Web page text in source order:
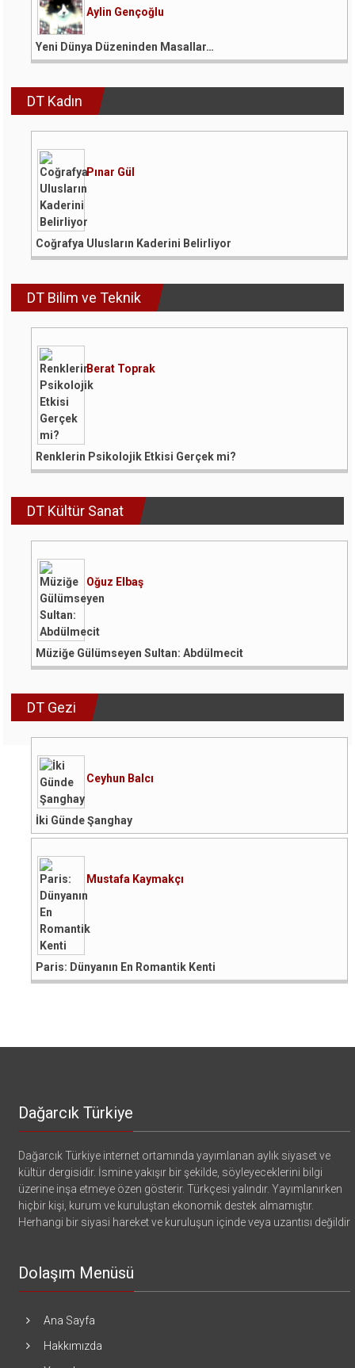
Aylin Gençoğlu
Yeni Dünya Düzeninden Masallar…
DT Kadın
Pınar Gül
Coğrafya Ulusların Kaderini Belirliyor
DT Bilim ve Teknik
Berat Toprak
Renklerin Psikolojik Etkisi Gerçek mi?
DT Kültür Sanat
Oğuz Elbaş
Müziğe Gülümseyen Sultan: Abdülmecit
DT Gezi
Ceyhun Balcı
İki Günde Şanghay
Mustafa Kaymakçı
Paris: Dünyanın En Romantik Kenti
Dağarcık Türkiye
Dağarcık Türkiye internet ortamında yayımlanan aylık siyaset ve
kültür dergisidir. İsmine yakışır bir şekilde, söyleyeceklerini bilgi
üzerine inşa etmeye özen gösterir. Türkçesi yalındır. Yayımlanırken
hiçbir kişi, kurum ve kuruluştan ekonomik destek almamıştır.
Herhangi bir siyasi hareket ve kuruluşun içinde veya uzantısı değildir
Dolaşım Menüsü
Ana Sayfa
Hakkımızda